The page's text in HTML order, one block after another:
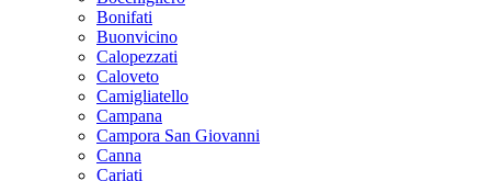
Bonifati
Buonvicino
Calopezzati
Caloveto
Camigliatello
Campana
Campora San Giovanni
Canna
Cariati